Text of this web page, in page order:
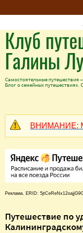
Клуб
Галины
Самостоятельные путешествия
Блог о семейных путешествиях.
ВНИМАНИЕ:
Реклама. ERID:
Путешествие по